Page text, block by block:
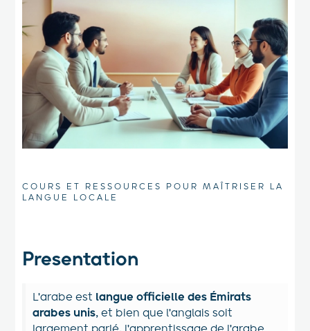
COURS ET RESSOURCES POUR MAÎTRISER LA
LANGUE LOCALE
Presentation
L'arabe est langue officielle des Émirats
arabes unis, et bien que l'anglais soit